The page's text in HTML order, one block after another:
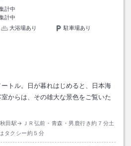
計中
計中
大浴場あり
駐車場あり
トル。日が暮れはじめると、日本海
からは、その雄大な景色をご覧いた
秋田駅→ＪＲ弘前・青森・男鹿行き約７分土
タクシー約５分